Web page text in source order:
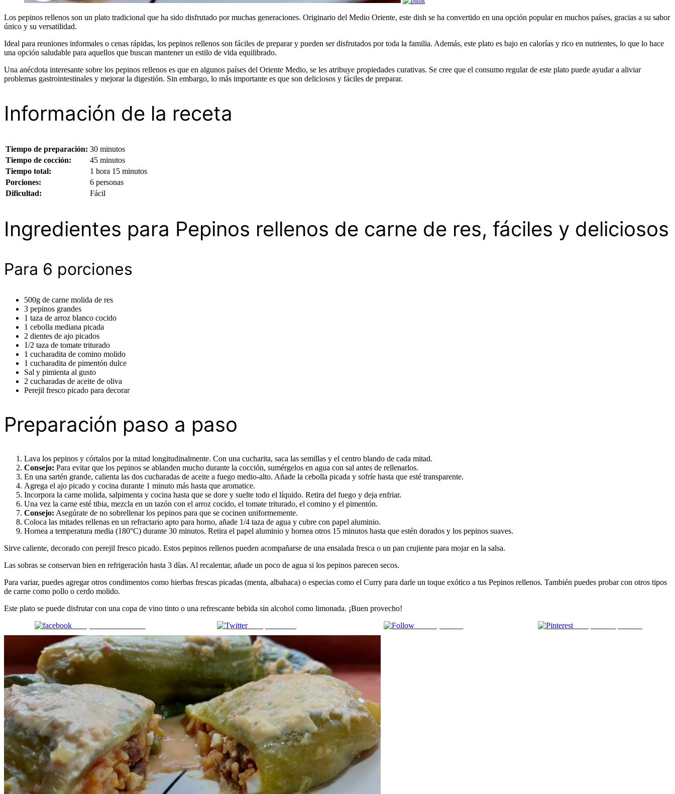
Los pepinos rellenos son un plato tradicional que ha sido disfrutado por muchas generaciones. Originario del Medio Oriente, este dish se ha convertido en una opción popular en muchos países, gracias a su sabor
único y su versatilidad.
Ideal para reuniones informales o cenas rápidas, los pepinos rellenos son fáciles de preparar y pueden ser disfrutados por toda la familia. Además, este plato es bajo en calorías y rico en nutrientes, lo que lo hace
una opción saludable para aquellos que buscan mantener un estilo de vida equilibrado.
Una anécdota interesante sobre los pepinos rellenos es que en algunos países del Oriente Medio, se les atribuye propiedades curativas. Se cree que el consumo regular de este plato puede ayudar a aliviar
problemas gastrointestinales y mejorar la digestión. Sin embargo, lo más importante es que son deliciosos y fáciles de preparar.
Información de la receta
Tiempo de preparación: 30 minutos
Tiempo de cocción:
45 minutos
Tiempo total:
1 hora 15 minutos
Porciones:
6 personas
Dificultad:
Fácil
Ingredientes para Pepinos rellenos de carne de res, fáciles y deliciosos
Para 6 porciones
500g de carne molida de res
3 pepinos grandes
1 taza de arroz blanco cocido
1 cebolla mediana picada
2 dientes de ajo picados
1/2 taza de tomate triturado
1 cucharadita de comino molido
1 cucharadita de pimentón dulce
Sal y pimienta al gusto
2 cucharadas de aceite de oliva
Perejil fresco picado para decorar
Preparación paso a paso
Lava los pepinos y córtalos por la mitad longitudinalmente. Con una cucharita, saca las semillas y el centro blando de cada mitad.
Consejo: Para evitar que los pepinos se ablanden mucho durante la cocción, sumérgelos en agua con sal antes de rellenarlos.
En una sartén grande, calienta las dos cucharadas de aceite a fuego medio-alto. Añade la cebolla picada y sofríe hasta que esté transparente.
Agrega el ajo picado y cocina durante 1 minuto más hasta que aromatice.
Incorpora la carne molida, salpimenta y cocina hasta que se dore y suelte todo el líquido. Retira del fuego y deja enfriar.
Una vez la carne esté tibia, mezcla en un tazón con el arroz cocido, el tomate triturado, el comino y el pimentón.
Consejo: Asegúrate de no sobrellenar los pepinos para que se cocinen uniformemente.
Coloca las mitades rellenas en un refractario apto para horno, añade 1/4 taza de agua y cubre con papel aluminio.
Hornea a temperatura media (180°C) durante 30 minutos. Retira el papel aluminio y hornea otros 15 minutos hasta que estén dorados y los pepinos suaves.
Sirve caliente, decorado con perejil fresco picado. Estos pepinos rellenos pueden acompañarse de una ensalada fresca o un pan crujiente para mojar en la salsa.
Las sobras se conservan bien en refrigeración hasta 3 días. Al recalentar, añade un poco de agua si los pepinos parecen secos.
Para variar, puedes agregar otros condimentos como hierbas frescas picadas (menta, albahaca) o especias como el Curry para darle un toque exótico a tus Pepinos rellenos. También puedes probar con otros tipos
de carne como pollo o cerdo molido.
Este plato se puede disfrutar con una copa de vino tinto o una refrescante bebida sin alcohol como limonada. ¡Buen provecho!
Comparte en Facebook
Comparte en X Enviar por mail Comparte en pinterest